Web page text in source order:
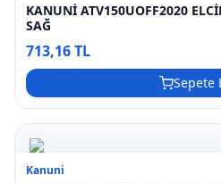
KANUNİ ATV150UOFF2020
SAĞ
713,16 TL
Sepete
Kanuni